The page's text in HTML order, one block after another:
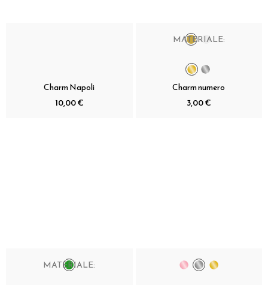
Charm Napoli
10,00 €
MATERIALE:
Charm numero
3,00 €
MATERIALE: